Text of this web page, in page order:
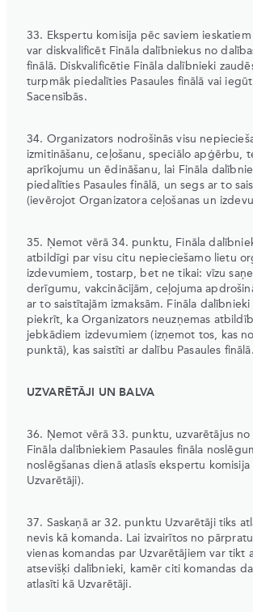
33. Ekspertu komisija pēc saviem
var diskvalificēt Fināla dalībniekus no
finālā. Diskvalificētie Fināla dalībnieki
turpmāk piedalīties Pasaules finālā vai
Sacensībās.
34. Organizators nodrošinās visu
izmitināšanu, ceļošanu, speciālo apģērbu,
aprīkojumu un ēdināšanu, lai Fināla
piedalīties Pasaules finālā, un segs ar to
(ievērojot Organizatora ceļošanas un
35. Ņemot vērā 34. punktu, Fināla
atbildīgi par visu citu nepieciešamo lietu
izdevumiem, tostarp, bet ne tikai: vīzu
derīgumu, vakcinācijām, ceļojuma
ar to saistītajām izmaksām. Fināla
piekrīt, ka Organizators neuzņemas
jebkādiem izdevumiem (izņemot tos, kas
punktā), kas saistīti ar dalību Pasaules finālā.
UZVARĒTĀJI UN BALVA
36. Ņemot vērā 33. punktu, uzvarētājus no
Fināla dalībniekiem Pasaules fināla
noslēgšanas dienā atlasīs ekspertu
Uzvarētāji).
37. Saskaņā ar 32. punktu Uzvarētāji tiks
nevis kā komanda. Lai izvairītos no
vienas komandas par Uzvarētājiem var tikt
atsevišķi dalībnieki, kamēr citi komandas
atlasīti kā Uzvarētāji.